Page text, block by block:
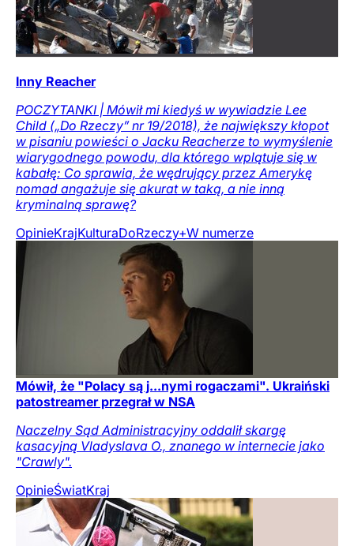
Inny Reacher
POCZYTANKI | Mówił mi kiedyś w wywiadzie Lee
Child („Do Rzeczy” nr 19/2018), że największy kłopot
w pisaniu powieści o Jacku Reacherze to wymyślenie
wiarygodnego powodu, dla którego wplątuje się w
kabałę: Co sprawia, że wędrujący przez Amerykę
nomad angażuje się akurat w taką, a nie inną
kryminalną sprawę?
OpinieKrajKulturaDoRzeczy+W numerze
Mówił, że "Polacy są j...nymi rogaczami". Ukraiński
patostreamer przegrał w NSA
Naczelny Sąd Administracyjny oddalił skargę
kasacyjną Vladyslava O., znanego w internecie jako
"Crawly".
OpinieŚwiatKraj